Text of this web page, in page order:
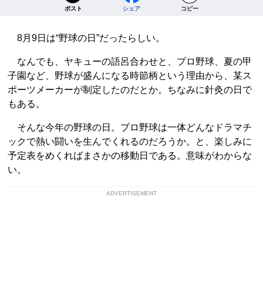
ポスト シェア コピー
8月9日は“野球の日”だったらしい。
なんでも、ヤキューの語呂合わせと、プロ野球、夏の甲
子園など、野球が盛んになる時節柄という理由から、某ス
ポーツメーカーが制定したのだとか。ちなみに針灸の日で
もある。
そんな今年の野球の日。プロ野球は一体どんなドラマチ
ックで熱い闘いを生んでくれるのだろうか。と、楽しみに
予定表をめくればまさかの移動日である。意味がわからな
い。
ADVERTISEMENT